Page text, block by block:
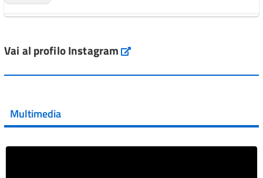
Vai al post →
Vai al post →
Vai al profilo Instagram Instagram
Multimedia